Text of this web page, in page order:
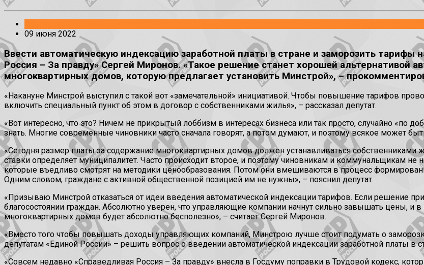
09 июня 2022
Ввести автоматическую индексацию заработной платы в стране и заморозить тарифы
Россия – За правду» Сергей Миронов. «Такое решение станет хорошей альтернативой
многоквартирных домов, которую предлагает установить Минстрой», –
«Накануне Минстрой выступил с такой вот «замечательной» инициативой. Чтобы повышение тарифов
включить специальный пункт об этом в договор с собственниками жилья», – рассказал депутат.
«Вот интересно, что это? Ничем не прикрытый лоббизм в интересах бизнеса или так просто, случайно «по
знать. Многие современные чиновники часто сначала говорят, а потом думают, и поэтому всякое может
«Сегодня размер платы за содержание многоквартирных домов должен устанавливаться собственниками
ставки определяет муниципалитет. Часто происходит второе, и поэтому чиновникам и коммунальщикам не
которые въедливо смотрят на методики ценообразования. Потом они вмешиваются в процесс
Одним словом, граждане с активной общественной позицией им не нужны», – пояснил депутат.
«Призываю Минстрой отказаться от идеи введения автоматической индексации тарифов. Если решение
благосостоянии граждан. Абсолютно уверен, что управляющие компании начнут сильно завышать цены, и
многоквартирных домов будет абсолютно бесполезно», – считает Сергей Миронов.
«Вместо того чтобы повышать доходы управляющих компаний, Минстрою лучше стоит подумать о
депутатам «Единой России» – решить вопрос о введении автоматической индексации заработной платы в
«Совсем недавно «Справедливая Россия – За правду» внесла в Госдуму поправки в Трудовой кодекс,